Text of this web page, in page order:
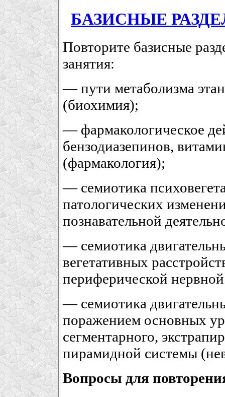
БАЗИСНЫЕ
Повторите базисные
занятия:
— пути метаболизма
(биохимия);
— фармакологическое
бензодиазепинов,
(фармакология);
— семиотика
патологических
познавательной
— семиотика
вегетативных
периферической
— семиотика
поражением основных
сегментарного,
пирамидной системы
Вопросы для